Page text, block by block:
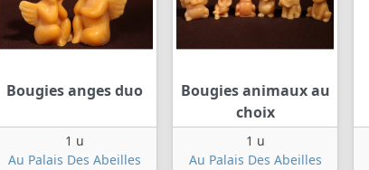
Bougies anges duo
1 u
Au Palais Des Abeilles
Bougies animaux au
choix
1 u
Au Palais Des Abeilles